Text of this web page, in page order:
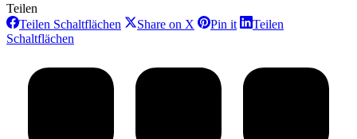
Teilen
Teilen Schaltflächen TeilenShare on X TeilenPin itTeilenTeilen
Schaltflächen
navigation